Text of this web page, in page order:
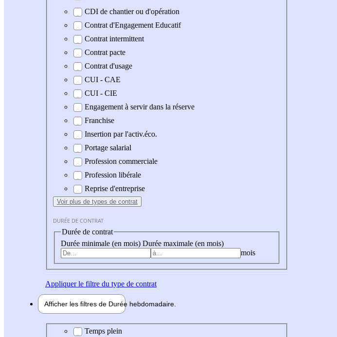
CDI de chantier ou d'opération
Contrat d'Engagement Educatif
Contrat intermittent
Contrat pacte
Contrat d'usage
CUI - CAE
CUI - CIE
Engagement à servir dans la réserve
Franchise
Insertion par l'activ.éco.
Portage salarial
Profession commerciale
Profession libérale
Reprise d'entreprise
Voir plus de types de contrat
DURÉE DE CONTRAT
Durée de contrat
Durée minimale (en mois) Durée maximale (en mois)
mois
Appliquerle filtre du type de contrat
Afficher les filtres de Durée hebdomadaire
Durée hebdomadaire
Temps plein